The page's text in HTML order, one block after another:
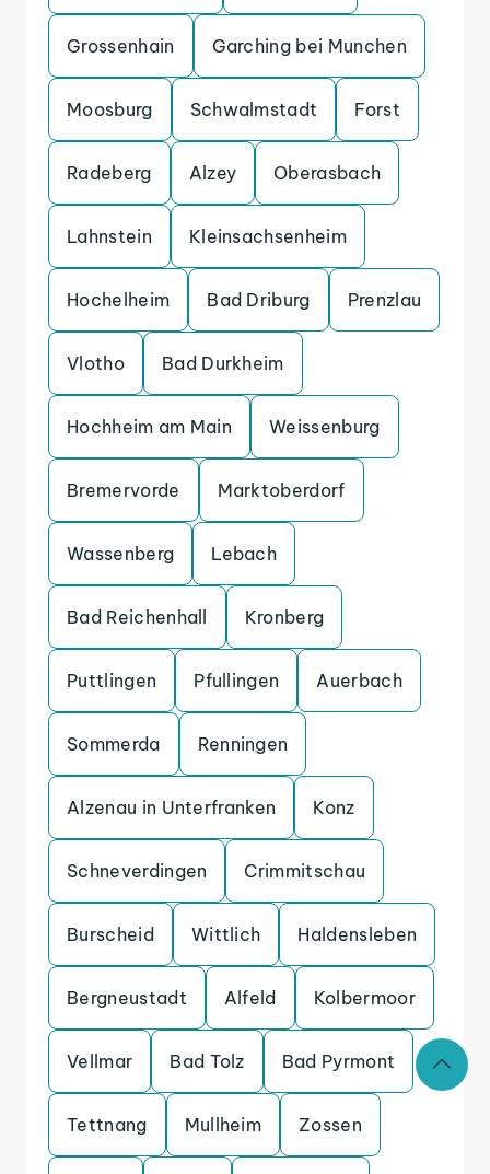
Grossenhain Garching bei Munchen
Moosburg Schwalmstadt Forst
Radeberg Alzey Oberasbach
Lahnstein Kleinsachsenheim
Hochelheim Bad Driburg Prenzlau
Vlotho Bad Durkheim
Hochheim am Main Weissenburg
Bremervorde Marktoberdorf
Wassenberg Lebach
Bad Reichenhall Kronberg
Puttlingen Pfullingen Auerbach
Sommerda Renningen
Alzenau in Unterfranken Konz
Schneverdingen Crimmitschau
Burscheid Wittlich Haldensleben
Bergneustadt Alfeld Kolbermoor
Vellmar Bad Tolz Bad Pyrmont
Tettnang Mullheim Zossen